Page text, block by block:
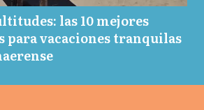
las 10 mejores
para vacaciones tranquilas